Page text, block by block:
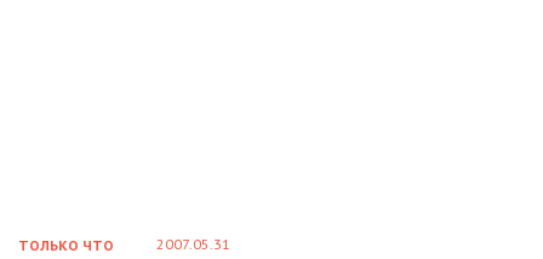
ТОЛЬКО ЧТО 2007.05.31